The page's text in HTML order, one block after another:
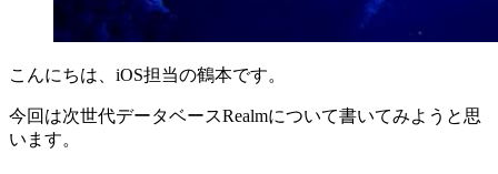
こんにちは、iOS担当の鶴本です。
今回は次世代データベースRealmについて書いてみようと思
います。